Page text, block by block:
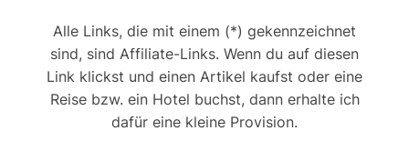
Alle Links, die mit einem (*) gekennzeichnet
sind, sind Affiliate-Links. Wenn du auf diesen
Link klickst und einen Artikel kaufst oder eine
Reise bzw. ein Hotel buchst, dann erhalte ich
dafür eine kleine Provision.